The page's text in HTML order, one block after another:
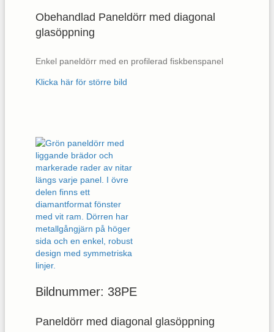
Obehandlad Paneldörr med diagonal
glasöppning
Enkel paneldörr med en profilerad fiskbenspanel
Klicka här för större bild
Bildnummer: 38PE
Paneldörr med diagonal glasöppning